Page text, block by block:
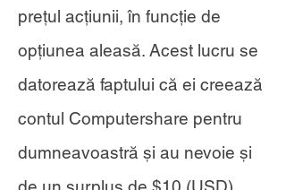
prețul acțiunii, în funcție de
opțiunea aleasă. Acest lucru se
datorează faptului că ei creează
contul Computershare pentru
dumneavoastră și au nevoie și